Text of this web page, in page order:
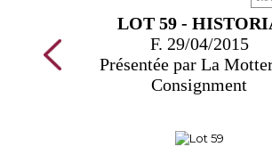
LOT 59 -
F. 29/04/2015
Présentée par La
Consignment